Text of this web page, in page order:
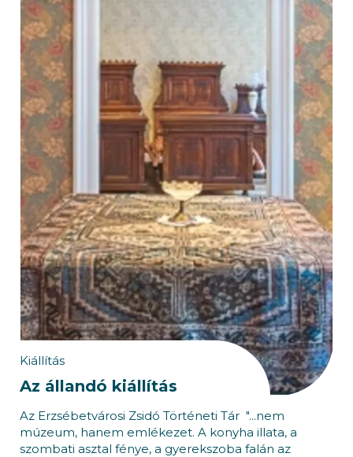
Kiállítás
Az állandó kiállítás
Az Erzsébetvárosi Zsidó Történeti Tár "...nem
múzeum, hanem emlékezet. A konyha illata, a
szombati asztal fénye, a gyerekszoba falán az